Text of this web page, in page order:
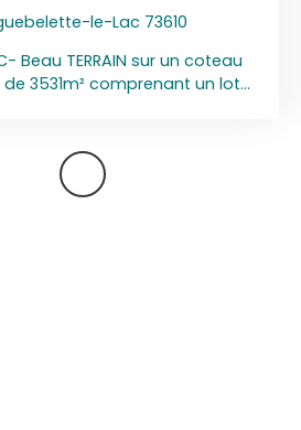
le-Lac 73610
Beau TERRAIN sur un coteau
3531m² comprenant un lot
viabilisé avec eau,
tel, - ERP : Etude réalisée
Seïsme 4/5-PPRN approuvé